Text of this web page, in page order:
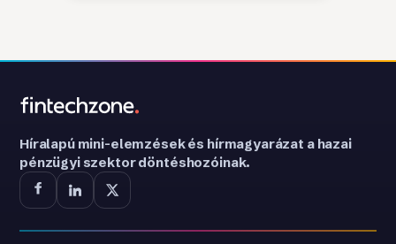
Híralapú mini-elemzések és hírmagyarázat a hazai
pénzügyi szektor döntéshozóinak.